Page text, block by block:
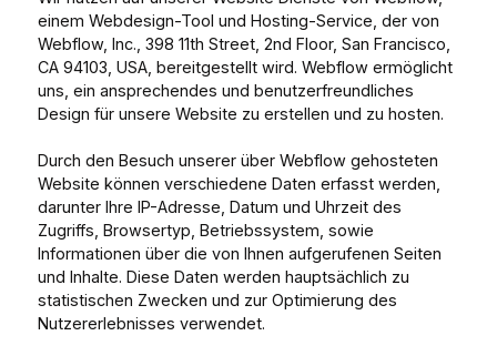
einem Webdesign-Tool und Hosting-Service, der von
Webflow, Inc., 398 11th Street, 2nd Floor, San Francisco,
CA 94103, USA, bereitgestellt wird. Webflow ermöglicht
uns, ein ansprechendes und benutzerfreundliches
Design für unsere Website zu erstellen und zu hosten.
Durch den Besuch unserer über Webflow gehosteten
Website können verschiedene Daten erfasst werden,
darunter Ihre IP-Adresse, Datum und Uhrzeit des
Zugriffs, Browsertyp, Betriebssystem, sowie
Informationen über die von Ihnen aufgerufenen Seiten
und Inhalte. Diese Daten werden hauptsächlich zu
statistischen Zwecken und zur Optimierung des
Nutzererlebnisses verwendet.